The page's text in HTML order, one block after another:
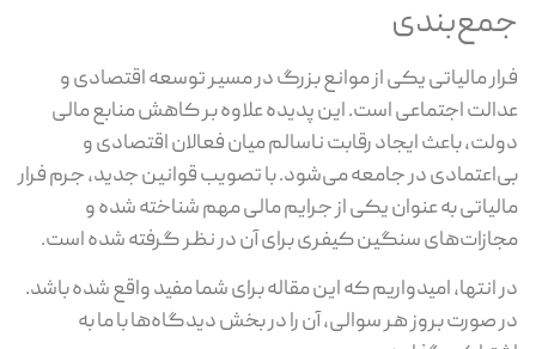
جمع‌بندی
فرار مالیاتی یکی از موانع بزرگ در مسیر توسعه اقتصادی و
عدالت اجتماعی است. این پدیده علاوه بر کاهش منابع مالی
دولت، باعث ایجاد رقابت ناسالم میان فعالان اقتصادی و
بی‌اعتمادی در جامعه می‌شود. با تصویب قوانین جدید، جرم فرار
مالیاتی به عنوان یکی از جرایم مالی مهم شناخته شده و
مجازات‌های سنگین کیفری برای آن در نظر گرفته شده است.
در انتها، امیدواریم که این مقاله برای شما مفید واقع شده باشد.
در صورت بروز هر سوالی، آن را در بخش دیدگاه‌ها با ما به